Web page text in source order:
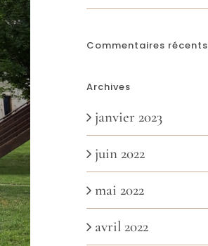
Commentaires récents
Archives
janvier 2023
juin 2022
mai 2022
avril 2022